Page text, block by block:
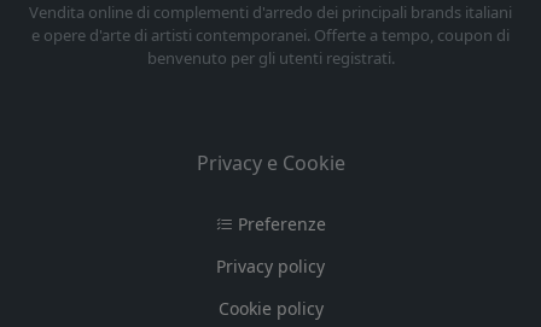
Vendita online di complementi d'arredo dei principali brands italiani
e opere d'arte di artisti contemporanei. Offerte a tempo, coupon di
benvenuto per gli utenti registrati.
Privacy e Cookie
Preferenze
Privacy policy
Cookie policy